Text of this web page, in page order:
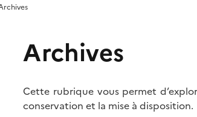
Archives
Cette rubrique vous permet
conservation et la mise à disposition.